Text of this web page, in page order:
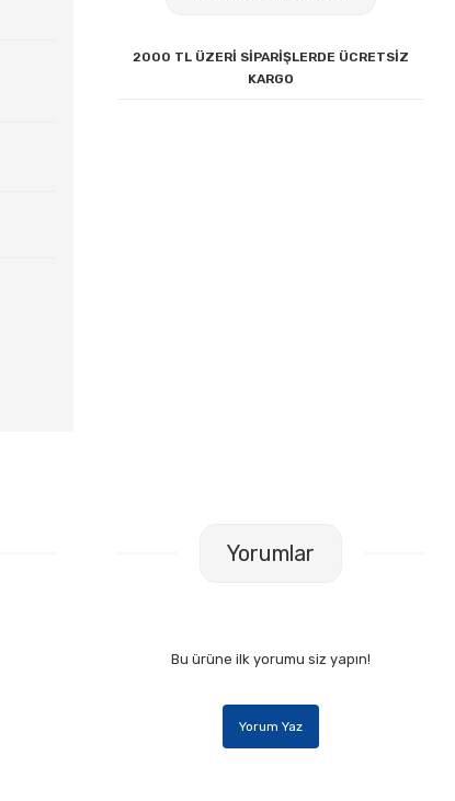
2000 TL ÜZERİ SİPARİŞLERDE ÜCRETSİZ
KARGO
Yorumlar
Bu ürüne ilk yorumu siz yapın!
Yorum Yaz